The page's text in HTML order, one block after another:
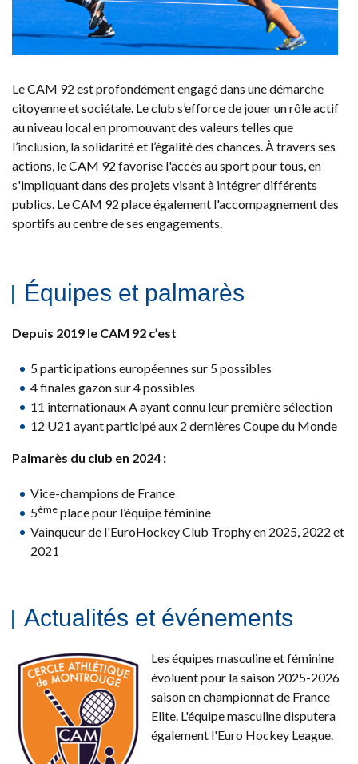
Le CAM 92 est profondément engagé dans une démarche
citoyenne et sociétale. Le club s’efforce de jouer un rôle actif
au niveau local en promouvant des valeurs telles que
l’inclusion, la solidarité et l’égalité des chances. À travers ses
actions, le CAM 92 favorise l'accès au sport pour tous, en
s'impliquant dans des projets visant à intégrer différents
publics. Le CAM 92 place également l'accompagnement des
sportifs au centre de ses engagements.
Équipes et palmarès
Depuis 2019 le CAM 92 c’est
5 participations européennes sur 5 possibles
4 finales gazon sur 4 possibles
11 internationaux A ayant connu leur première sélection
12 U21 ayant participé aux 2 dernières Coupe du Monde
Palmarès du club en 2024 :
Vice-champions de France
5ème place pour l’équipe féminine
Vainqueur de l'EuroHockey Club Trophy en 2025, 2022 et
2021
Actualités et événements
Les équipes masculine et féminine
évoluent pour la saison 2025-2026
saison en championnat de France
Elite. L'équipe masculine disputera
également l'Euro Hockey League.